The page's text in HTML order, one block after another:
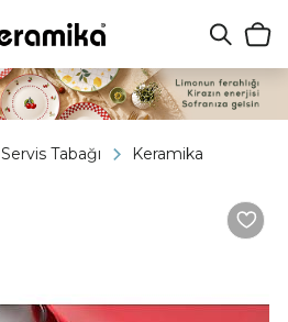
Servis Tabağı Keramika